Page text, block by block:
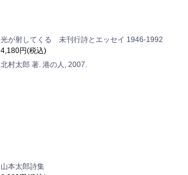
光が射してくる 未刊行詩とエッセイ 1946-1992
4,180円(税込)
北村太郎 著. 港の人, 2007.
山本太郎詩集